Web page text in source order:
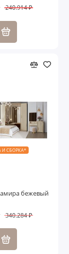
240.914 ₽
И СБОРКА*
бежевый
340.284 ₽